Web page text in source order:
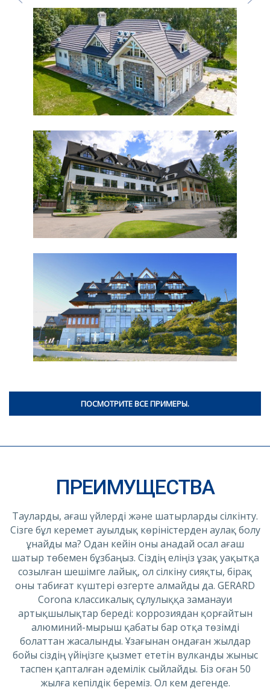
ПОСМОТРИТЕ ВСЕ ПРИМЕРЫ.
ПРЕИМУЩЕСТВА
Тауларды, ағаш үйлерді және шатырларды сілкінту.
Сізге бұл керемет ауылдық көріністерден аулақ болу
ұнайды ма? Одан кейін оны анадай осал ағаш
шатыр төбемен бұзбаңыз. Сіздің еліңіз ұзақ уақытқа
созылған шешімге лайық, ол сілкіну сияқты, бірақ
оны табиғат күштері өзгерте алмайды да. GERARD
Corona классикалық сұлулыққа заманауи
артықшылықтар береді: коррозиядан қорғайтын
алюминий-мырыш қабаты бар отқа төзімді
болаттан жасалынды. Ұзағынан ондаған жылдар
бойы сіздің үйіңізге қызмет ететін вулканды жыныс
таспен қапталған әдемілік сыйлайды. Біз оған 50
жылға кепілдік береміз. Ол кем дегенде.